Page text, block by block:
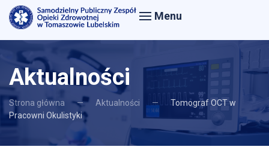
Menu
Aktualności
Strona główna Aktualności
Tomograf OCT w
Pracowni Okulistyki